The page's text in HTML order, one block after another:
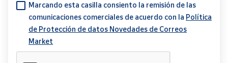
Marcando esta casilla consiento la remisión de las
comunicaciones comerciales de acuerdo con la Política
de Protección de datos Novedades de Correos
Market